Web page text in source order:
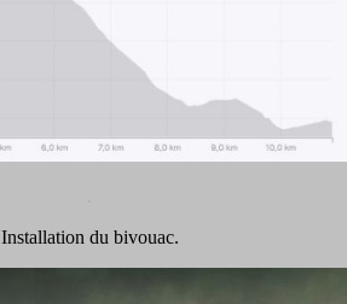
Installation du bivouac.